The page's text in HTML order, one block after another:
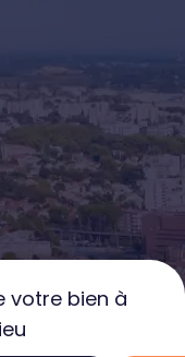
votre bien à